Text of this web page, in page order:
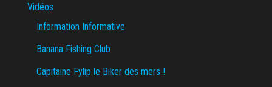
Vidéos
Information Informative
Banana Fishing Club
Capitaine Fylip le Biker des mers !